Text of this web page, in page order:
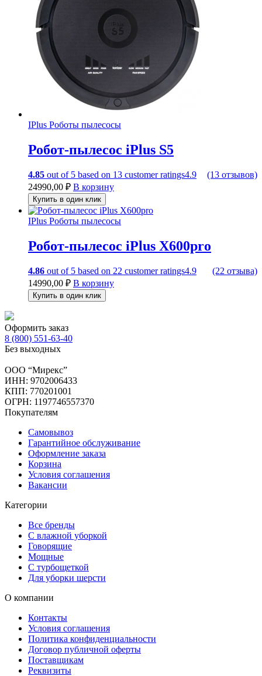
IPlus Роботы пылесосы
Робот-пылесос iPlus S5
4.85 out of 5 based on 13 customer ratings4.9
(13 отзывов)
24990,00 ₽ В корзину
Купить в один клик
IPlus Роботы пылесосы
Робот-пылесос iPlus X600pro
4.86 out of 5 based on 22 customer ratings4.9
(22 отзыва)
14990,00 ₽ В корзину
Купить в один клик
Оформить заказ
8 (800) 551-63-40
Без выходных
ООО “Мирекс”
ИНН: 9702006433
КПП: 770201001
ОГРН: 1197746557370
Покупателям
Самовывоз
Гарантийное обслуживание
Оформление заказа
Корзина
Условия соглашения
Вакансии
Категории
Все бренды
С влажной уборкой
Говорящие
Мощные
С турбощеткой
Для уборки шерсти
О компании
Контакты
Условия соглашения
Политика конфиденциальности
Договор публичной оферты
Поставщикам
Реквизиты